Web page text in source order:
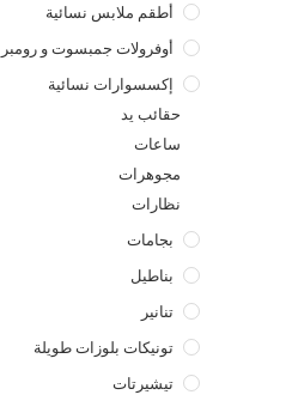
أطقم ملابس نسائية
أوفرولات جمبسوت و رومبر
إكسسوارات نسائية
حقائب يد
ساعات
مجوهرات
نظارات
بجامات
بناطيل
تنانير
تونيكات بلوزات طويلة
تيشيرتات